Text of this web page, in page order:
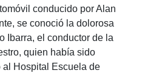
p
p
m tir
conducido por Alan
se conoció la dolorosa
Ibarra, el conductor de la
quien había sido
al Hospital Escuela de